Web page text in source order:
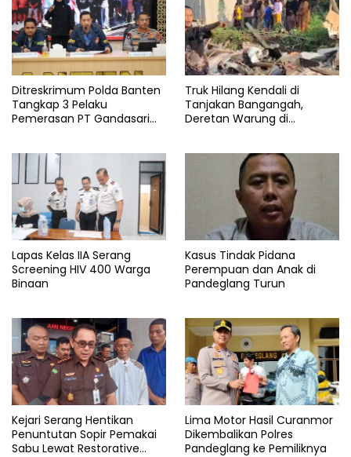
Pandeglang
Penipu
Udi
juhdi
Whatsap
Ditreskrimum Polda Banten
Tangkap 3 Pelaku
Pemerasan PT Gandasari
Truk Hilang Kendali di
Tanjakan Bangangah,
Deretan Warung di
Lapas Kelas IIA Serang
Screening HIV 400 Warga
Binaan
Kasus Tindak Pidana
Perempuan dan Anak di
Pandeglang Turun
Kejari Serang Hentikan
Penuntutan Sopir Pemakai
Sabu Lewat Restorative
Lima Motor Hasil Curanmor
Dikembalikan Polres
Pandeglang ke Pemiliknya